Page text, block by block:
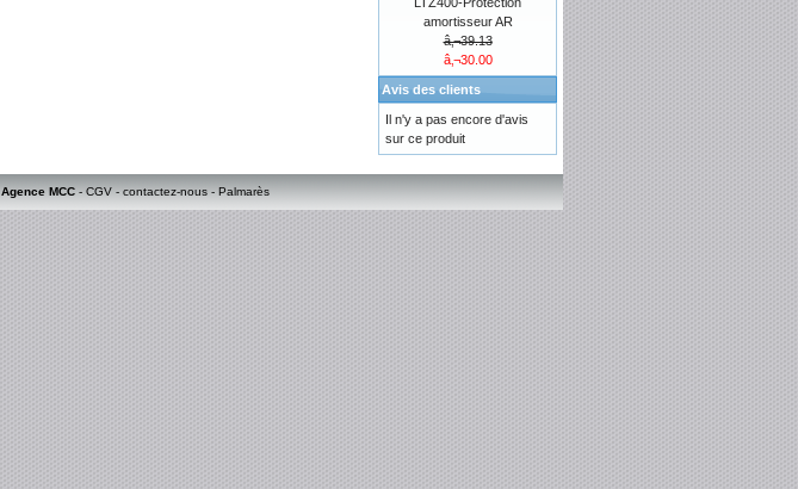
amortisseur AR
â‚¬39.13
â‚¬30.00
Avis des clients
Il n'y a pas encore d'avis
sur ce produit
Agence MCC- CGV- contactez-nous- Palmarès